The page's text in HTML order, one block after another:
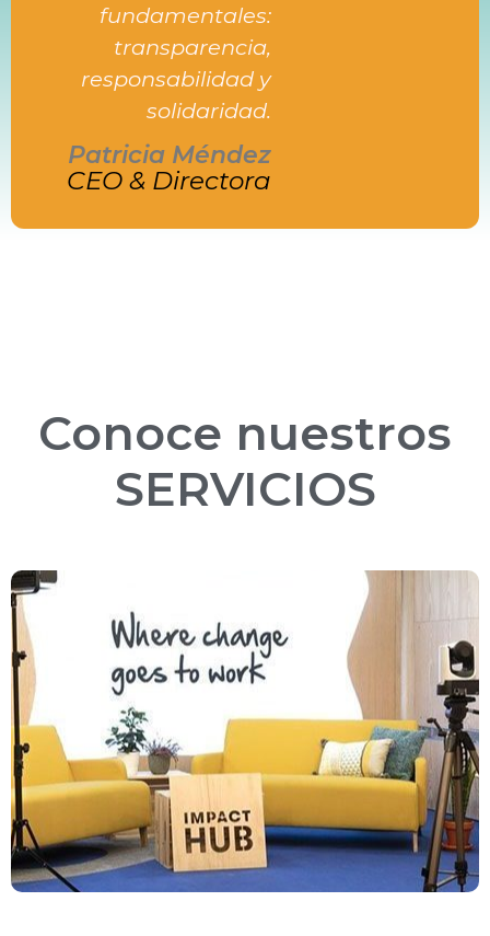
fundamentales:
transparencia,
responsabilidad y
solidaridad.
Patricia Méndez
CEO & Directora
Conoce nuestros
SERVICIOS